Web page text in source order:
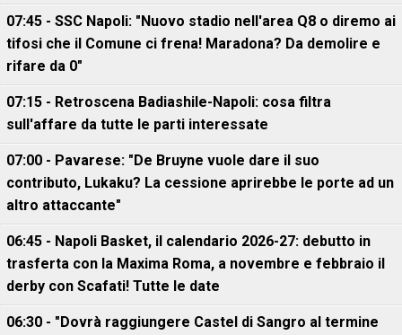
07:45 - SSC Napoli: "Nuovo stadio nell'area Q8 o diremo ai
tifosi che il Comune ci frena! Maradona? Da demolire e
rifare da 0"
07:15 - Retroscena Badiashile-Napoli: cosa filtra
sull'affare da tutte le parti interessate
07:00 - Pavarese: "De Bruyne vuole dare il suo
contributo, Lukaku? La cessione aprirebbe le porte ad un
altro attaccante"
06:45 - Napoli Basket, il calendario 2026-27: debutto in
trasferta con la Maxima Roma, a novembre e febbraio il
derby con Scafati! Tutte le date
06:30 - "Dovrà raggiungere Castel di Sangro al termine